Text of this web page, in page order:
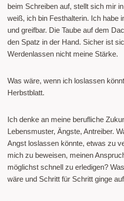
beim Schreiben auf, stellt sich mir
weiß, ich bin Festhalterin. Ich habe
und greifbar. Die Taube auf dem
den Spatz in der Hand. Sicher ist
Werdenlassen nicht meine Stärke.
Was wäre, wenn ich loslassen
Herbstblatt.
Ich denke an meine berufliche
Lebensmuster, Ängste, Antreiber.
Angst loslassen könnte, etwas zu
mich zu beweisen, meinen
möglichst schnell zu erledigen?
wäre und Schritt für Schritt ginge